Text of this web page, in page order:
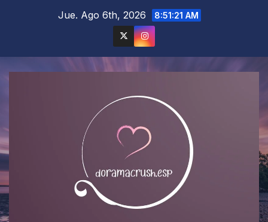
Jue. Ago 6th, 2026 8:51:22 AM